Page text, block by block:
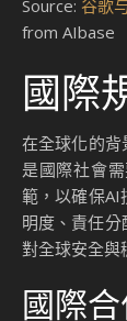
Source: 谷歌
from AIbase
國際
在全球化的背
是國際社會
範，以確保AI
明度、責任
對全球安全與
國際